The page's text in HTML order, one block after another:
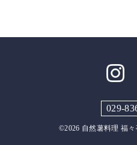
029-
©2026 自然薯料理 福々